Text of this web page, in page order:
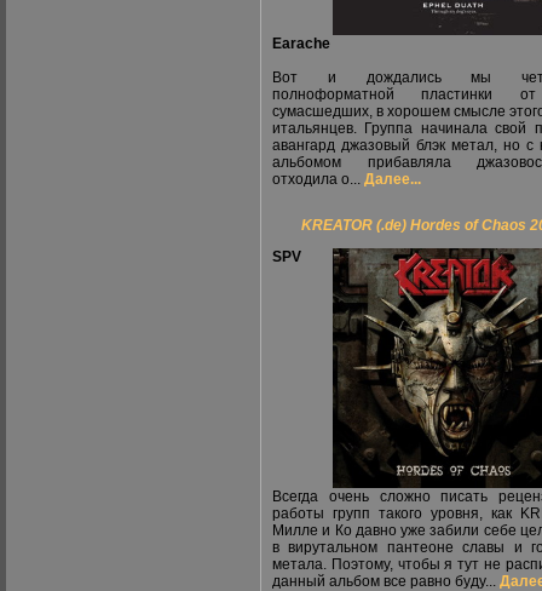
Earache
Вот и дождались мы
полноформатной пластинки
сумасшедших, в хорошем смысле
итальянцев. Группа начинала свой
авангард джазовый блэк метал, но с
альбомом прибавляла
отходила о... Далее...
KREATOR (.de) Hordes of Chaos
SPV
Всегда очень сложно писать
работы групп такого уровня, как
Милле и Ко давно уже забили себе
в вирутальном пантеоне славы и
метала. Поэтому, чтобы я тут не
данный альбом все равно буду...